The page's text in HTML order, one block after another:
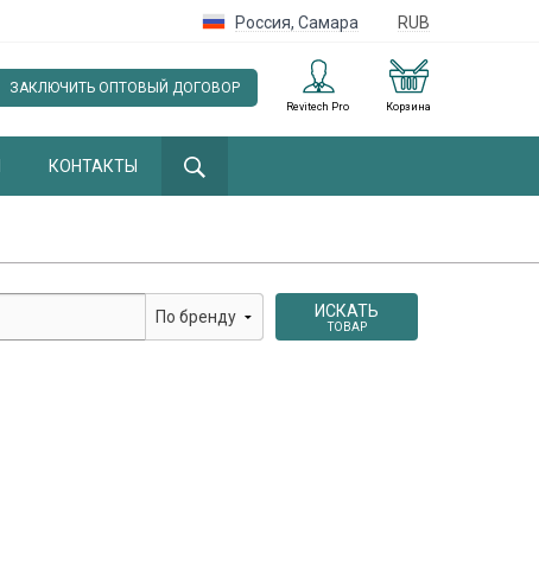
Россия, Самара RUB
Корзина
Revitech Pro
ЗАКЛЮЧИТЬ ОПТОВЫЙ ДОГОВОР
КОНТАКТЫ
ИСКАТЬ
ТОВАР